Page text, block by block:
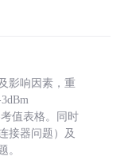
影响因素，重
值表格。同时
接器问题）及
。